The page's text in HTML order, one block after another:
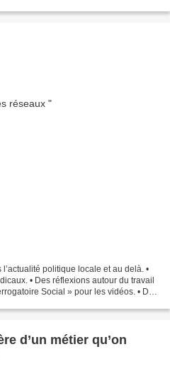
politique locale et au delà. •
• Des réflexions autour du travail
Social » pour les vidéos. • Des
d’un métier qu’on